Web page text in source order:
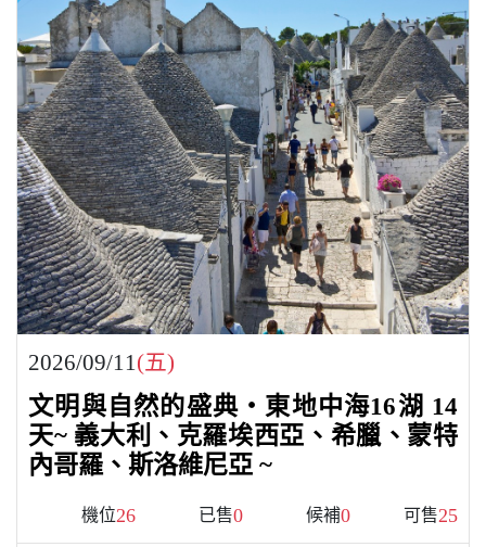
2026/09/11 (五)
文明與自然的盛典・東地中海16湖 14
天~ 義大利、克羅埃西亞、希臘、蒙特
內哥羅、斯洛維尼亞 ~
機位26 已售0 候補0 可售25